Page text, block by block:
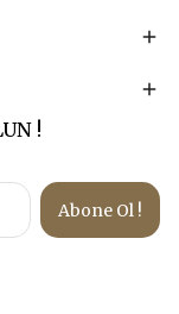
!
Abone Ol !